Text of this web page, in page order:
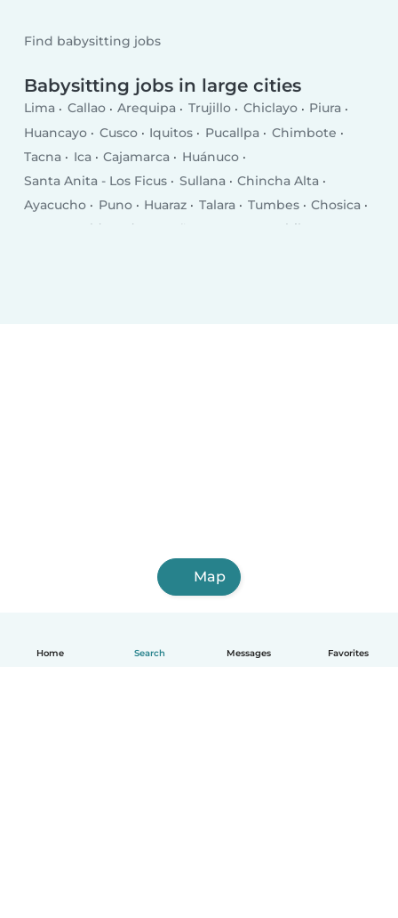
Home Search Messages Favorites
Find babysitting jobs
Babysitting jobs in large cities
Lima Callao Arequipa Trujillo Chiclayo
Piura
Huancayo
Cusco Iquitos Pucallpa
Chimbote
Tacna
Ica Cajamarca
Huánuco
Santa Anita - Los Ficus
Sullana
Chincha Alta
Ayacucho
Puno Huaraz Talara Tumbes
Chosica
Puerto Maldonado
Breña
Chilca
Map